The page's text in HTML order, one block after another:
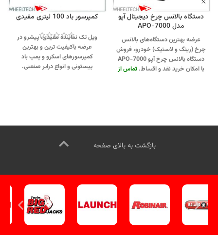
دستگاه بالانس چرخ دیجیتال آپو
مدل APO-7000
عرضه بهترین دستگاه‌های بالانس
چرخ (رینگ و لاستیک) خودرو، فروش
دستگاه بالانس چرخ آپو APO-7000
با امکان خرید نقد و اقساط. تماس از
کمپرسور باد 100 لیتری مفیدی
ویل تک نماینده مفیدی، پیشرو در
عرضه باکیفیت ترین و بهترین
کمپرسورهای اسکرو و پمپ باد
پیستونی و انواع درایر صنعتی.
بازگشت به بالای صفحه